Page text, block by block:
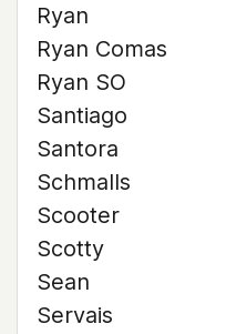
Ryan
Ryan Comas
Ryan SO
Santiago
Santora
Schmalls
Scooter
Scotty
Sean
Servais